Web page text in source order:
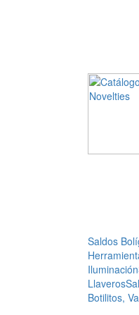
Saldos
Iluminación
Llaveros
Botilitos,